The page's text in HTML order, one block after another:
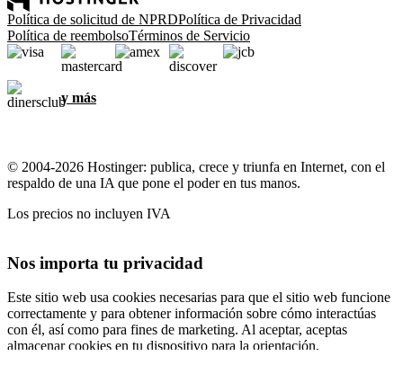
Política de solicitud de NPRDPolítica de Privacidad
Política de reembolsoTérminos de Servicio
y más
© 2004-2026 Hostinger: publica, crece y triunfa en Internet, con el
respaldo de una IA que pone el poder en tus manos.
Los precios no incluyen IVA
Nos importa tu privacidad
Este sitio web usa cookies necesarias para que el sitio web funcione
correctamente y para obtener información sobre cómo interactúas
con él, así como para fines de marketing. Al aceptar, aceptas
almacenar cookies en tu dispositivo para la orientación,